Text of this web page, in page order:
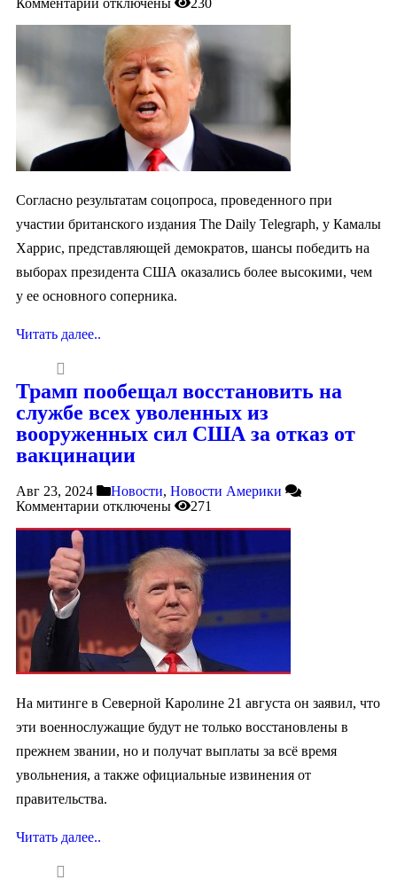
Комментарии отключены 230
Согласно результатам соцопроса, проведенного при
участии британского издания The Daily Telegraph, у Камалы
Харрис, представляющей демократов, шансы победить на
выборах президента США оказались более высокими, чем
у ее основного соперника.
Читать далее..
Трамп пообещал восстановить на
службе всех уволенных из
вооруженных сил США за отказ от
вакцинации
Авг 23, 2024 Новости, Новости Америки
Комментарии отключены 271
На митинге в Северной Каролине 21 августа он заявил, что
эти военнослужащие будут не только восстановлены в
прежнем звании, но и получат выплаты за всё время
увольнения, а также официальные извинения от
правительства.
Читать далее..